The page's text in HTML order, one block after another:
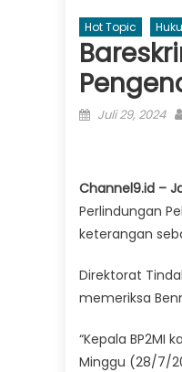
Hot Topic
Posted
Juli 29, 2024
Channel9.id –
Perlindungan
keterangan
Direktorat
memeriksa
“Kepala BP2MI
Minggu (28/7/